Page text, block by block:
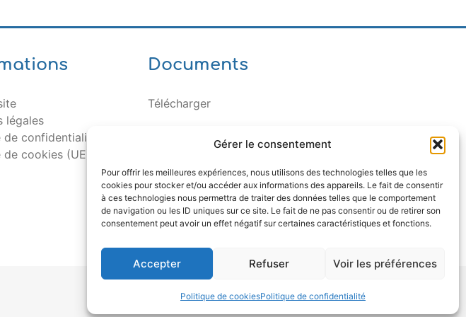
Gérer le consentement
Pour offrir les meilleures expériences, nous utilisons des technologies telles que les
cookies pour stocker et/ou accéder aux informations des appareils. Le fait de consentir
à ces technologies nous permettra de traiter des données telles que le comportement
de navigation ou les ID uniques sur ce site. Le fait de ne pas consentir ou de retirer son
consentement peut avoir un effet négatif sur certaines caractéristiques et fonctions.
Accepter Refuser Voir les préférences
Politique de cookiesPolitique de confidentialité
légales
confidentialité
cookies (UE)
Documents
Télécharger